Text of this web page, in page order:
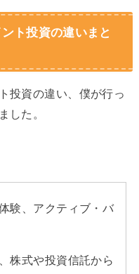
ト投資の違いまと
投資の違い、僕が行っ
した。
験、アクティブ・バ
株式や投資信託から